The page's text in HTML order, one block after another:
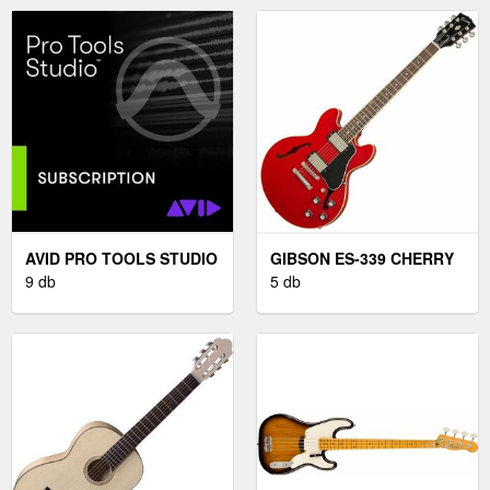
AVID PRO TOOLS STUDIO
ANNUAL NEW
9 db
GIBSON ES-339 CHERRY
FÉLAKUSZTIKUS - JAZZ-
5 db